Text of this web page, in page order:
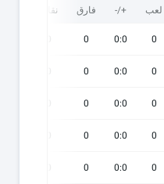
لعب +/- فارق نقاط
0
0:0
0
0
0:0
0
0
0:0
0
0
0:0
0
0
0:0
0